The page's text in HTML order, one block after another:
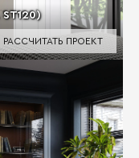
РАССЧИТАТЬ ПРОЕКТ